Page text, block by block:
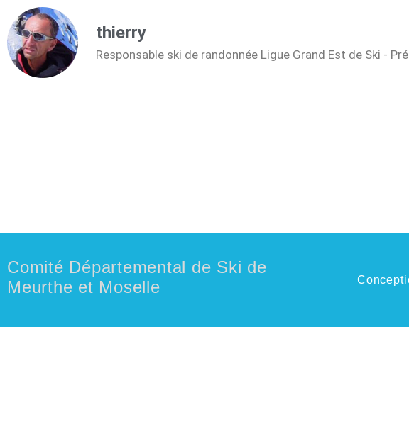
thierry
Responsable ski de randonnée Ligue Grand Est de Ski -
Comité Départemental de Ski de
Meurthe et Moselle